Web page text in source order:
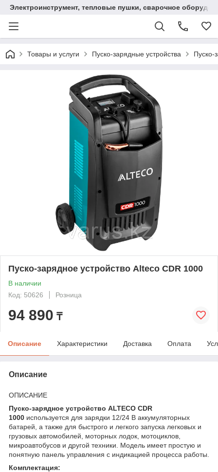
Электроинструмент, тепловые пушки, сварочное
Товары и услуги Пуско-зарядные устройства Пуско-
Пуско-зарядное устройство Alteco CDR 1000
В наличии
Код: 50626
Розница
94 890 ₸
Описание Характеристики Доставка Оплата
Описание
ОПИСАНИЕ
Пуско-зарядное устройство ALTECO CDR
1000 используется для зарядки 12/24 В аккумуляторных
батарей, а также для быстрого и легкого запуска легковых и
грузовых автомобилей, моторных лодок, мотоциклов,
микроавтобусов и другой техники. Модель имеет простую и
понятную панель управления с индикацией процесса работы.
Комплектация: